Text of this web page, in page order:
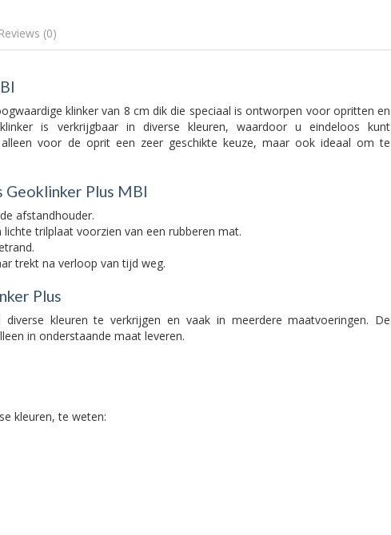
Reviews (0)
klinker van 8 cm dik die speciaal is ontworpen voor opritten en
is verkrijgbaar in diverse kleuren, waardoor u eindeloos kunt
voor de oprit een zeer geschikte keuze, maar ook ideaal om te
Geoklinker Plus MBI
afstandhouder.
trilplaat voorzien van een rubberen mat.
trekt na verloop van tijd weg.
Plus
kleuren te verkrijgen en vaak in meerdere maatvoeringen. De
in onderstaande maat leveren.
kleuren, te weten: